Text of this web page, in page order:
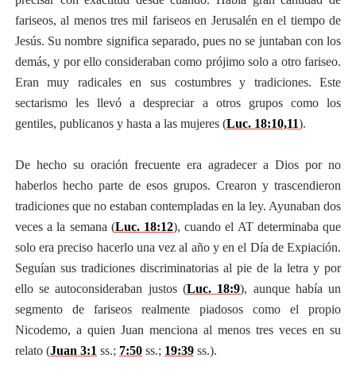
fariseos, al menos tres mil fariseos en Jerusalén en el tiempo de
Jesús. Su nombre significa separado, pues no se juntaban con los
demás, y por ello consideraban como prójimo solo a otro fariseo.
Eran muy radicales en sus costumbres y tradiciones. Este
sectarismo les llevó a despreciar a otros grupos como los
gentiles, publicanos y hasta a las mujeres (Luc. 18:10,11).
De hecho su oración frecuente era agradecer a Dios por no
haberlos hecho parte de esos grupos. Crearon y trascendieron
tradiciones que no estaban contempladas en la ley. Ayunaban dos
veces a la semana (Luc. 18:12), cuando el AT determinaba que
solo era preciso hacerlo una vez al año y en el Día de Expiación.
Seguían sus tradiciones discriminatorias al pie de la letra y por
ello se autoconsideraban justos (Luc. 18:9), aunque había un
segmento de fariseos realmente piadosos como el propio
Nicodemo, a quien Juan menciona al menos tres veces en su
relato (Juan 3:1 ss.; 7:50ss.; 19:39ss.).